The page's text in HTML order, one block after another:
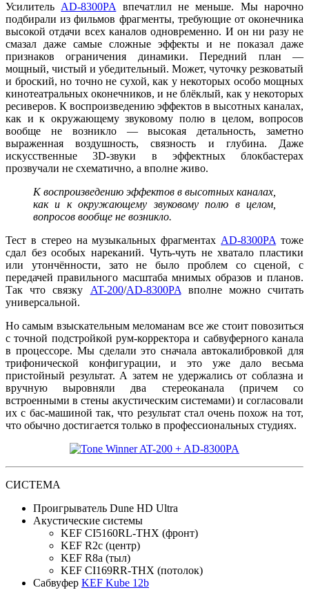
УсилительAD-8300PAвпечатлил не меньше. Мы нарочно
подбирали из фильмов фрагменты, требующие от оконечника
высокой отдачи всех каналов одновременно. И он ни разу не
смазал даже самые сложные эффекты и не показал даже
признаков ограничения динамики. Передний план —
мощный, чистый и убедительный. Может, чуточку резковатый
и броский, но точно не сухой, как у некоторых особо мощных
кинотеатральных оконечников, и не блёклый, как у некоторых
ресиверов. К воспроизведению эффектов в высотных каналах,
как и к окружающему звуковому полю в целом, вопросов
вообще не возникло — высокая детальность, заметно
выраженная воздушность, связность и глубина. Даже
искусственные 3D-звуки в эффектных блокбастерах
прозвучали не схематично, а вполне живо.
К воспроизведению эффектов в высотных каналах,
как и к окружающему звуковому полю в целом,
вопросов вообще не возникло.
Тест в стерео на музыкальных фрагментахAD-8300PAтоже
сдал без особых нареканий. Чуть-чуть не хватало пластики
или утончённости, зато не было проблем со сценой, с
передачей правильного масштаба мнимых образов и планов.
Так что связку AT-200/AD-8300PAвполне можно считать
универсальной.
Но самым взыскательным меломанам все же стоит повозиться
с точной подстройкой рум-корректора и сабвуферного канала
в процессоре. Мы сделали это сначала автокалибровкой для
трифонической конфигурации, и это уже дало весьма
пристойный результат. А затем не удержались от соблазна и
вручную выровняли два стереоканала (причем со
встроенными в стены акустическим системами) и согласовали
их с бас-машиной так, что результат стал очень похож на тот,
что обычно достигается только в профессиональных студиях.
СИСТЕМА
Проигрыватель Dune HD Ultra
Акустические системы
KEF CI5160RL-THX (фронт)
KEF R2c (центр)
KEF R8a (тыл)
KEF CI169RR-THX (потолок)
Сабвуфер KEF Kube 12b